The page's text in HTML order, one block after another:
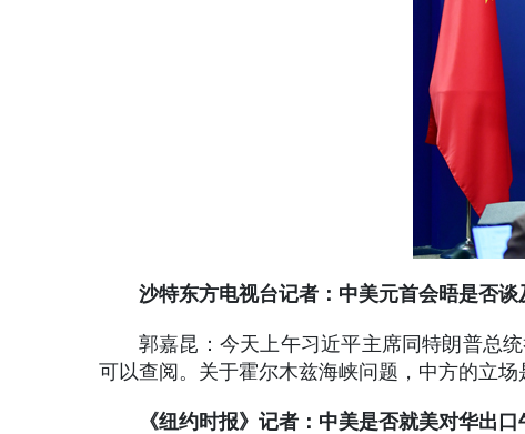
沙特东方电视台记者：中美元首会晤是否
郭嘉昆：今天上午习近平主席同特朗普总
可以查阅。关于霍尔木兹海峡问题，中方的立场
《纽约时报》记者：中美是否就美对华出